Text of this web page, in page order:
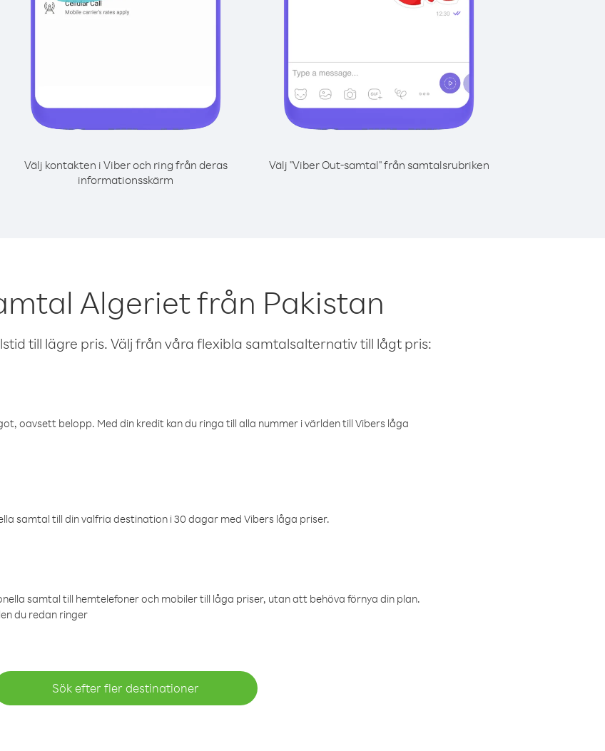
Välj kontakten i Viber och ring från deras
informationsskärm
Välj "Viber Out-samtal" från samtalsrubriken
Algeriet från Pakistan
till lägre pris. Välj från våra flexibla samtalsalternativ till lågt pris:
oavsett belopp. Med din kredit kan du ringa till alla nummer i världen till Vibers låga
samtal till din valfria destination i 30 dagar med Vibers låga priser.
samtal till hemtelefoner och mobiler till låga priser, utan att behöva förnya din plan.
du redan ringer
Sök efter fler destinationer